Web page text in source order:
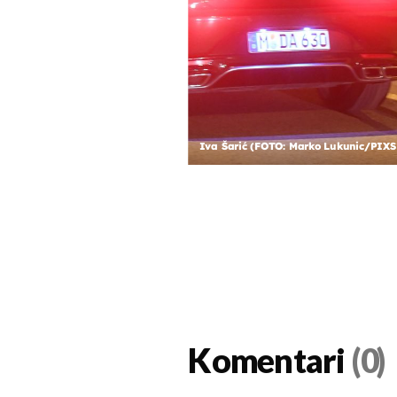
Iva Šarić (FOTO: Marko Lukunic/
Komentari (0)